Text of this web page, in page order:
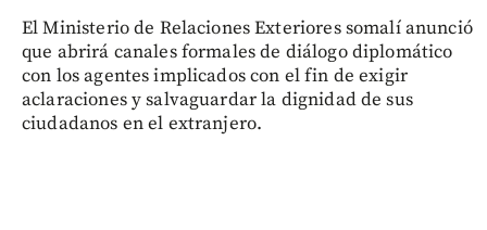
El Ministerio de Relaciones Exteriores somalí anunció
que abrirá canales formales de diálogo diplomático
con los agentes implicados con el fin de exigir
aclaraciones y salvaguardar la dignidad de sus
ciudadanos en el extranjero.